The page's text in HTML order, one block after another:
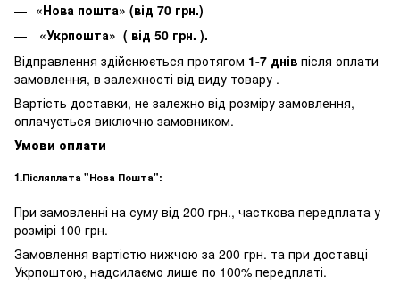
«Нова пошта» (від 70 грн.)
«Укрпошта» ( від 50 грн. ).
Відправлення здійснюється протягом 1-7 днів після оплати
замовлення, в залежності від виду товару .
Вартість доставки, не залежно від розміру замовлення,
оплачується виключно замовником.
Умови оплати
1.Післяплата "Нова Пошта":
При замовленні на суму від 200 грн., часткова передплата у
розмірі 100 грн.
Замовлення вартістю нижчою за 200 грн. та при доставці
Укрпоштою, надсилаємо лише по 100% передплаті.